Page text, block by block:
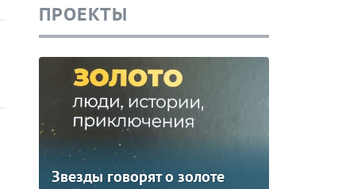
ПРОЕКТЫ
Звезды говорят о золоте